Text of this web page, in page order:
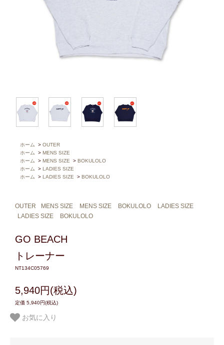
ホーム > OUTER
ホーム
> MENS SIZE
ホーム
> MENS SIZE > BOKULOLO
ホーム
> LADIES SIZE
ホーム
> LADIES SIZE > BOKULOLO
OUTER MENS SIZE MENS SIZE BOKULOLO
LADIES SIZE
LADIES SIZE
BOKULOLO
GO BEACH
トレーナー
NT134C05769
5,940円(税込)
定価 5,940円(税込)
お気に入り